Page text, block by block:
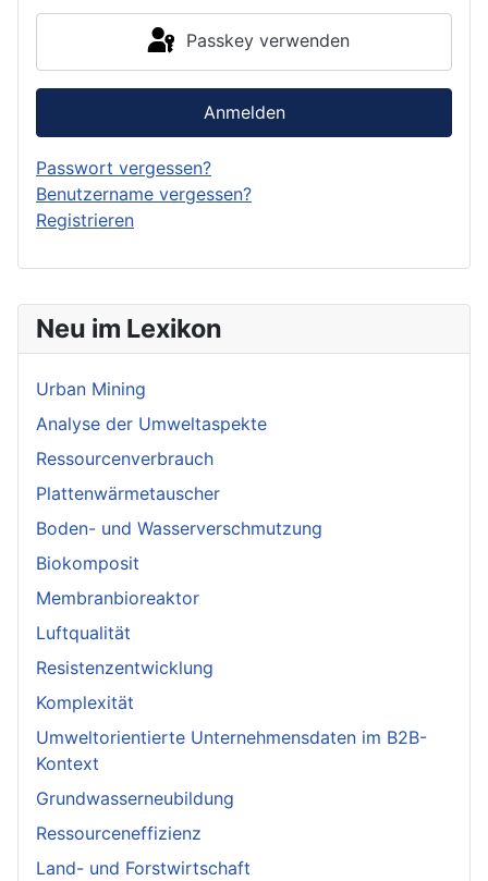
Neu im Lexikon
Urban Mining
Analyse der Umweltaspekte
Ressourcenverbrauch
Plattenwärmetauscher
Boden- und Wasserverschmutzung
Biokomposit
Membranbioreaktor
Luftqualität
Resistenzentwicklung
Komplexität
Umweltorientierte Unternehmensdaten im B2B-
Kontext
Grundwasserneubildung
Ressourceneffizienz
Land- und Forstwirtschaft
Passkey verwenden
Anmelden
Passwort vergessen?
Benutzername vergessen?
Registrieren